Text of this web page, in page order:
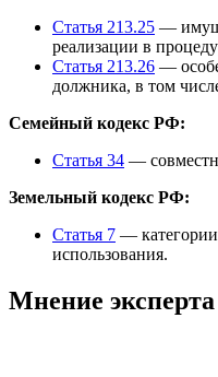
Статья 213.25 —
реализации в
Статья 213.26 —
должника, в том
Семейный кодекс РФ:
Статья 34 —
Земельный кодекс РФ:
Статья 7 —
использования.
Мнение эксперта